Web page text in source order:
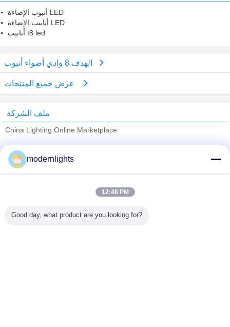
أنبوب الإضاءة LED
أنابيب الإضاءة LED
أنابيب t8 led
الهدف 8 وادي أضواء أنبوب
ملف الشركة
China Lighting Online Marketplace
ﺎﻠﺘﺤﻘﻗ ﺎﻠﻣﻭﺭﺩﻮﻧ
Trust Seal
Verified Suplier
جميع المنتجات
modernlights
12:48 PM
Good day, what product are you looking for?